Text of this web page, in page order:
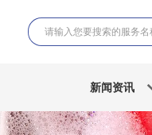
新闻资讯